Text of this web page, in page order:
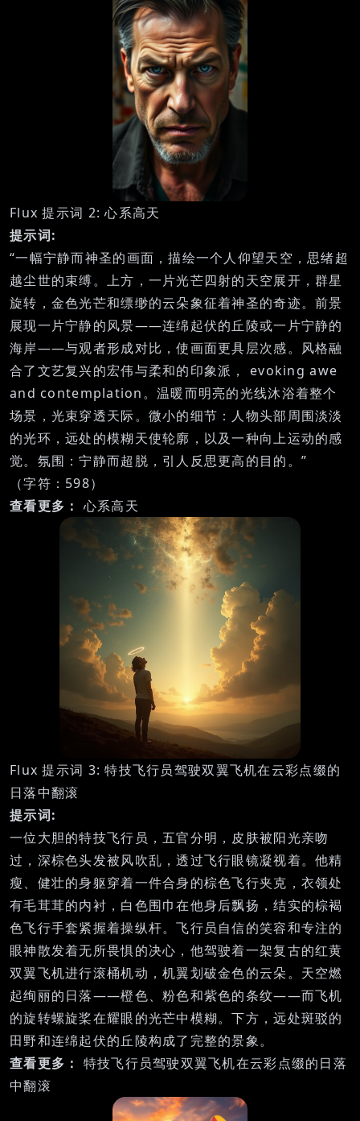
Flux 提示词 2: 心系高天
提示词:
“一幅宁静而神圣的画面，描绘一个人仰望天空，思绪超
越尘世的束缚。上方，一片光芒四射的天空展开，群星
旋转，金色光芒和缥缈的云朵象征着神圣的奇迹。前景
展现一片宁静的风景——连绵起伏的丘陵或一片宁静的
海岸——与观者形成对比，使画面更具层次感。风格融
合了文艺复兴的宏伟与柔和的印象派， evoking awe
and contemplation。温暖而明亮的光线沐浴着整个
场景，光束穿透天际。微小的细节：人物头部周围淡淡
的光环，远处的模糊天使轮廓，以及一种向上运动的感
觉。氛围：宁静而超脱，引人反思更高的目的。”
（字符：598）
查看更多： 心系高天
Flux 提示词 3: 特技飞行员驾驶双翼飞机在云彩点缀的
日落中翻滚
提示词:
一位大胆的特技飞行员，五官分明，皮肤被阳光亲吻
过，深棕色头发被风吹乱，透过飞行眼镜凝视着。他精
瘦、健壮的身躯穿着一件合身的棕色飞行夹克，衣领处
有毛茸茸的内衬，白色围巾在他身后飘扬，结实的棕褐
色飞行手套紧握着操纵杆。飞行员自信的笑容和专注的
眼神散发着无所畏惧的决心，他驾驶着一架复古的红黄
双翼飞机进行滚桶机动，机翼划破金色的云朵。天空燃
起绚丽的日落——橙色、粉色和紫色的条纹——而飞机
的旋转螺旋桨在耀眼的光芒中模糊。下方，远处斑驳的
田野和连绵起伏的丘陵构成了完整的景象。
查看更多： 特技飞行员驾驶双翼飞机在云彩点缀的日落
中翻滚